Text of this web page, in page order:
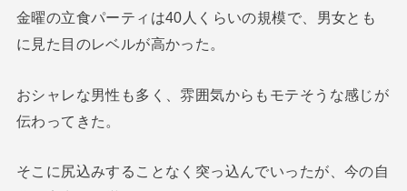
金曜の立食パーティは40人くらいの規模で、男女とも
に見た目のレベルが高かった。
おシャレな男性も多く、雰囲気からもモテそうな感じが
伝わってきた。
そこに尻込みすることなく突っ込んでいったが、今の自